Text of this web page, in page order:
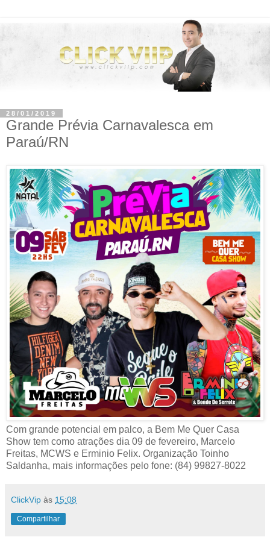
28/01/2019
Grande Prévia Carnavalesca em
Paraú/RN
Com grande potencial em palco, a Bem Me Quer Casa
Show tem como atrações dia 09 de fevereiro, Marcelo
Freitas, MCWS e Erminio Felix. Organização Toinho
Saldanha, mais informações pelo fone: (84) 99827-8022
ClickVip às 15:08
Compartilhar